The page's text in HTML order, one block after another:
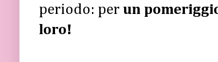
periodo: per un
loro!